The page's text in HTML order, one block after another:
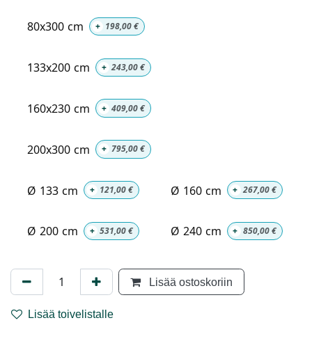
80x300 cm + 198,00 €
133x200 cm + 243,00 €
160x230 cm + 409,00 €
200x300 cm + 795,00 €
Ø 133 cm + 121,00 € Ø 160 cm + 267,00€
Ø 200 cm + 531,00 € Ø 240 cm + 850,00€
Lisää ostoskoriin
Lisää toivelistalle